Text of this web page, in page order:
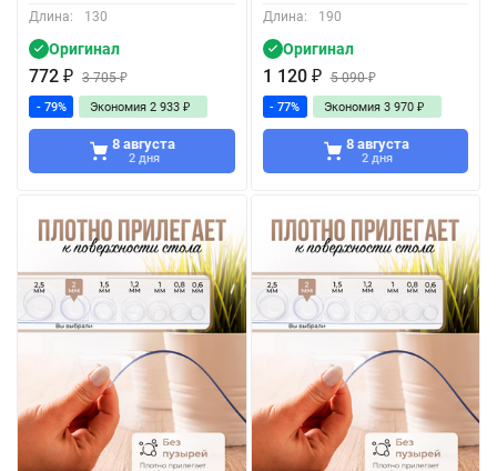
Длина:
130
Оригинал
772 ₽ 3 705₽
- 79% Экономия 2 933 ₽
8 августа
2 дня
Длина:
190
Оригинал
1 120 ₽ 5 090₽
- 77% Экономия 3 970 ₽
8 августа
2 дня